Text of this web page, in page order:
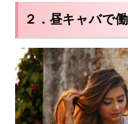
２．昼キャバで